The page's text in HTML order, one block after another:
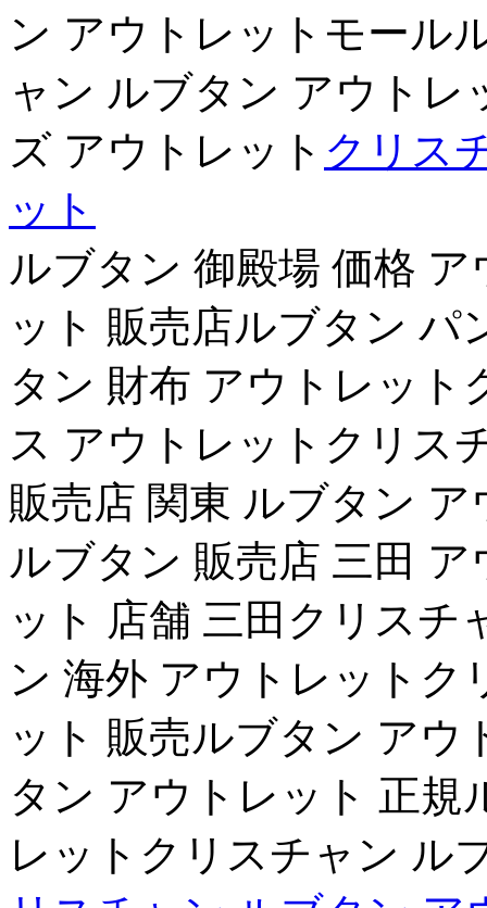
ン アウトレットモール
ャン ルブタン アウトレ
ズ アウトレット クリス
ット
ルブタン 御殿場 価格
ット 販売店ルブタン パ
タン 財布 アウトレッ
ス アウトレットクリス
販売店 関東 ルブタン
ルブタン 販売店 三田
ット 店舗 三田クリスチ
ン 海外 アウトレット
ット 販売ルブタン アウ
タン アウトレット 正規
レットクリスチャン ル